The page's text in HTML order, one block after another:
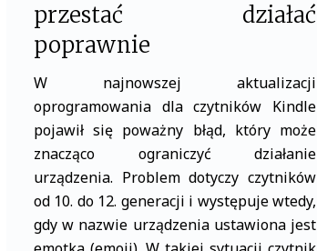
przestać działać
poprawnie
W najnowszej aktualizacji
oprogramowania dla czytników Kindle
pojawił się poważny błąd, który może
znacząco ograniczyć działanie
urządzenia. Problem dotyczy czytników
od 10. do 12. generacji i występuje wtedy,
gdy w nazwie urządzenia ustawiona jest